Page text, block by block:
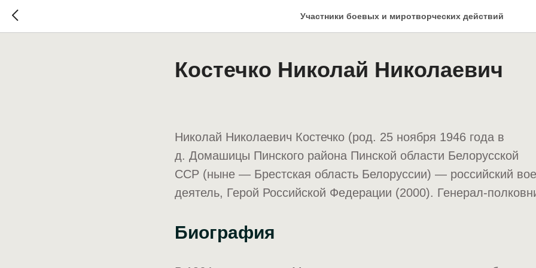
Участники боевых и миротворческих действий
Костечко Николай Николаевич
Николай Николаевич Костечко (род. 25 ноября 1946 года в
д. Домашицы Пинского района Пинской области Белорусской
ССР (ныне — Брестская область Белоруссии) — российский
деятель, Герой Российской Федерации (2000). Генерал-
Биография